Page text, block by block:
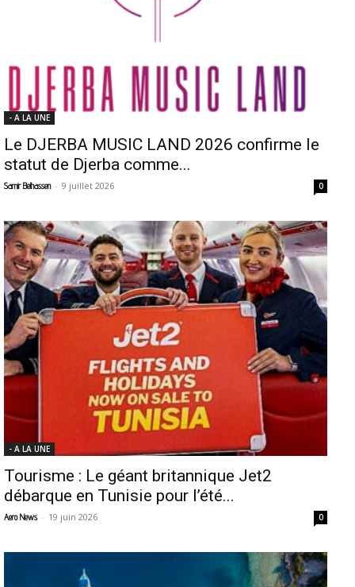
- A LA UNE
Le DJERBA MUSIC LAND 2026 confirme le
statut de Djerba comme...
Samir Belhassen - 9 juillet 2026 0
- A LA UNE
Tourisme : Le géant britannique Jet2
débarque en Tunisie pour l’été...
Aero News - 19 juin 2026 0